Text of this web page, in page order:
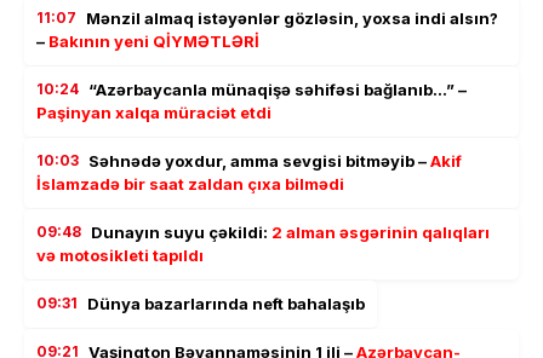
11:07
Mənzil almaq istəyənlər gözləsin, yoxsa indi alsın?
– Bakının yeni QİYMƏTLƏRİ
10:24 “Azərbaycanla münaqişə səhifəsi bağlanıb…” –
Paşinyan xalqa müraciət etdi
10:03 Səhnədə yoxdur, amma sevgisi bitməyib –Akif
İslamzadə bir saat zaldan çıxa bilmədi
09:48 Dunayın suyu çəkildi: 2 alman əsgərinin qalıqları
və motosikleti tapıldı
09:31 Dünya bazarlarında neft bahalaşıb
09:21 Vaşinqton Bəyannaməsinin 1 ili –Azərbaycan-